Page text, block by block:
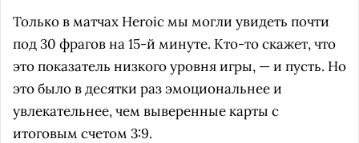
Только в матчах Heroic мы могли увидеть почти
под 30 фрагов на 15-й минуте. Кто-то скажет, что
это показатель низкого уровня игры, — и пусть. Но
это было в десятки раз эмоциональнее и
увлекательнее, чем выверенные карты с
итоговым счетом 3:9.